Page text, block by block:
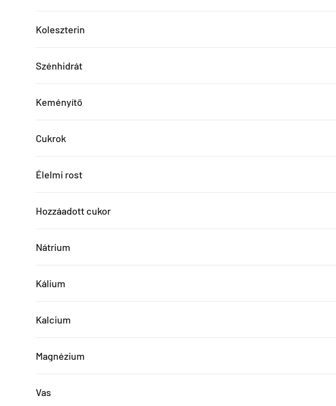
Koleszterin
Szénhidrát
Keményítő
Cukrok
Élelmi rost
Hozzáadott cukor
Nátrium
Kálium
Kalcium
Magnézium
Vas